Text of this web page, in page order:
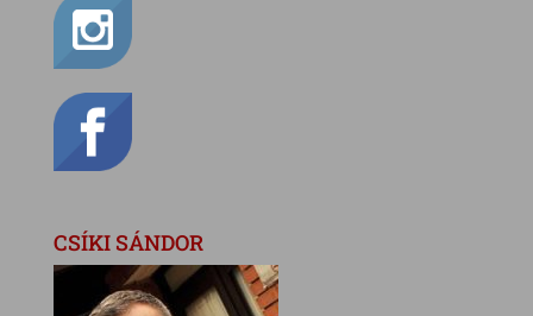
CSÍKI SÁNDOR